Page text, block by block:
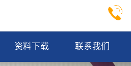
资料下载 联系我们